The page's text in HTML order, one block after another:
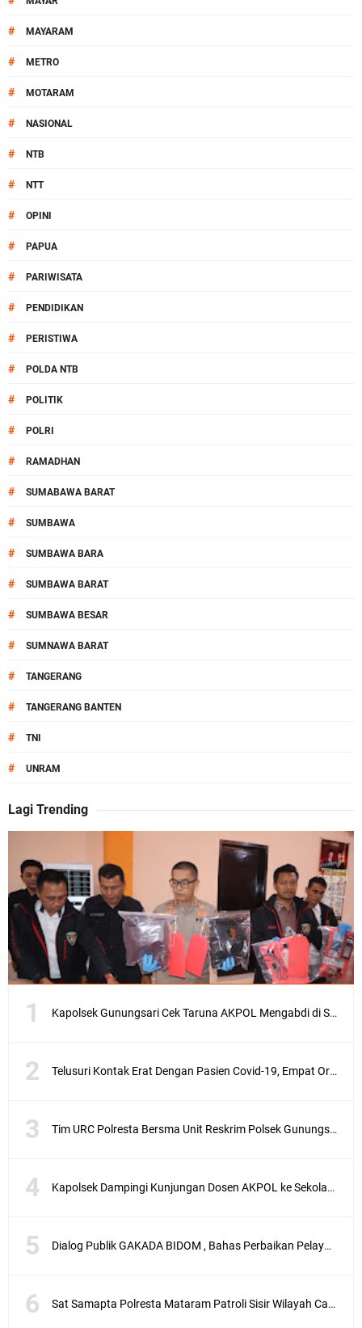
# MAYARAM
# METRO
# MOTARAM
# NASIONAL
# NTB
# NTT
# OPINI
# PAPUA
# PARIWISATA
# PENDIDIKAN
# PERISTIWA
# POLDA NTB
# POLITIK
# POLRI
# RAMADHAN
# SUMABAWA BARAT
# SUMBAWA
# SUMBAWA BARA
# SUMBAWA BARAT
# SUMBAWA BESAR
# SUMNAWA BARAT
# TANGERANG
# TANGERANG BANTEN
# TNI
# UNRAM
Lagi Trending
Kapolsek Gunungsari Cek Taruna AKPOL Mengabdi di SRD 4
Telusuri Kontak Erat Dengan Pasien Covid-19, Empat Orang di Desa Kedaro Sekotong Dirapid
Tim URC Polresta Bersma Unit Reskrim Polsek Gunungsari Tangkap Pelaku Curanmor
Kapolsek Dampingi Kunjungan Dosen AKPOL ke Sekolah Rakyat Gunungsari
Dialog Publik GAKADA BIDOM , Bahas Perbaikan Pelayanan Medis di NTB
Sat Samapta Polresta Mataram Patroli Sisir Wilayah Cakranegara